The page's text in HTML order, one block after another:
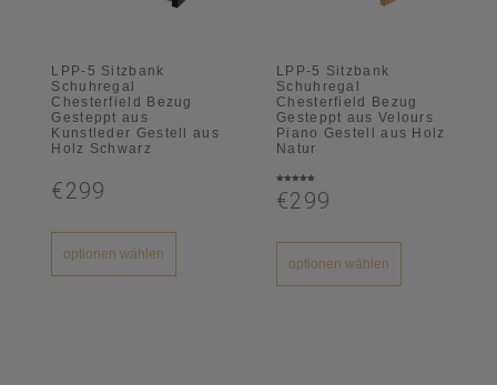
LPP-5 Sitzbank
Schuhregal
Chesterfield Bezug
Gesteppt aus
Kunstleder Gestell aus
Holz Schwarz
€299
optionen wählen
LPP-5 Sitzbank
Schuhregal
Chesterfield Bezug
Gesteppt aus Velours
Piano Gestell aus Holz
Natur
mit
5.00
von 5
€299
optionen wählen